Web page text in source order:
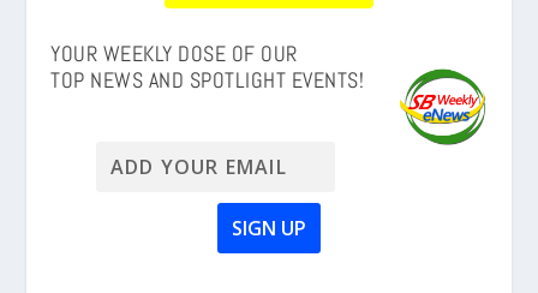
YOUR WEEKLY DOSE OF OUR
TOP NEWS AND SPOTLIGHT EVENTS!